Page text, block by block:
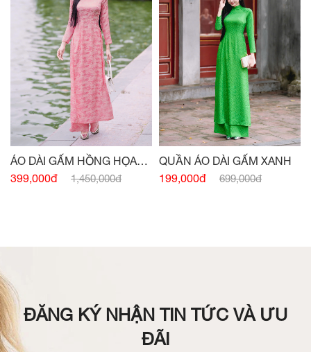
ÁO DÀI GẤM HỒNG HỌA
TIẾT
399,000đ 1,450,000đ
QUẦN ÁO DÀI GẤM XANH
199,000đ
699,000đ
ĐĂNG KÝ NHẬN TIN TỨC VÀ ƯU
ĐÃI